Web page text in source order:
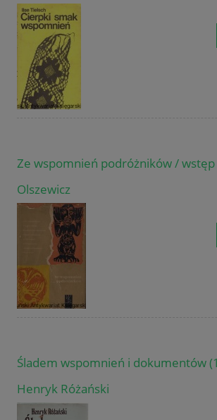
Ze wspomnień podróżników / wstęp
Olszewicz
Śladem wspomnień i dokumentów
Henryk Różański